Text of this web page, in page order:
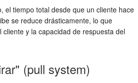
el tiempo total desde que un cliente hace
se reduce drásticamente, lo que
y la capacidad de respuesta del
(pull system)